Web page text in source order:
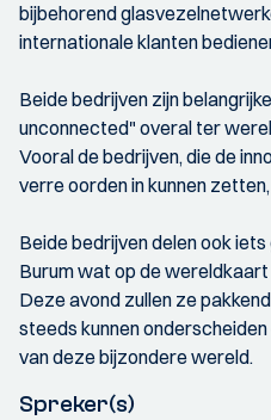
bijbehorend
internationale klanten
Beide bedrijven zijn
unconnected" overal ter
Vooral de bedrijven, die de
verre oorden in kunnen
Beide bedrijven delen ook
Burum wat op de
Deze avond zullen ze
steeds kunnen
van deze bijzondere wereld.
Spreker(s)